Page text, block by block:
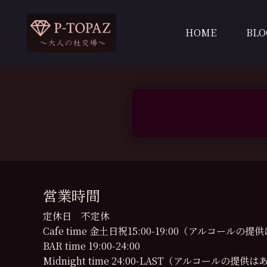
HOME
営業時間
定休日 不定休
Cafe time 金土日祝15:00-19:00（アルコールの提供
BAR time 19:00-24:00
Midnight time 24:00-LAST（アルコールの提供はあ